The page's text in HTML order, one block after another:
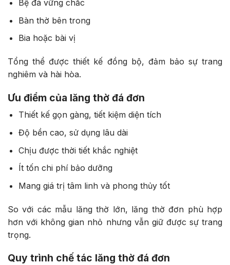
Bệ đá vững chắc
Bàn thờ bên trong
Bia hoặc bài vị
Tổng thể được thiết kế đồng bộ, đảm bảo sự trang
nghiêm và hài hòa.
Ưu điểm của lăng thờ đá đơn
Thiết kế gọn gàng, tiết kiệm diện tích
Độ bền cao, sử dụng lâu dài
Chịu được thời tiết khắc nghiệt
Ít tốn chi phí bảo dưỡng
Mang giá trị tâm linh và phong thủy tốt
So với các mẫu lăng thờ lớn, lăng thờ đơn phù hợp
hơn với không gian nhỏ nhưng vẫn giữ được sự trang
trọng.
Quy trình chế tác lăng thờ đá đơn